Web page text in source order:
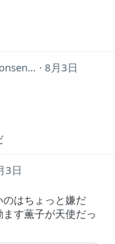
onsenneko0131
8月3日
3日
はちょっと嫌だ
す薫子が天使だっ